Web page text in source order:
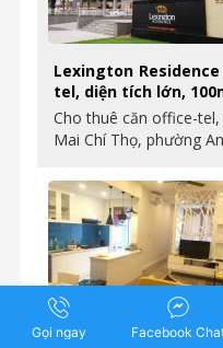
Lexington
tel, diện tích lớn,
Cho thuê căn office-
Mai Chí Thọ, phường
Lexington – cho
Gọi ngay Facebook